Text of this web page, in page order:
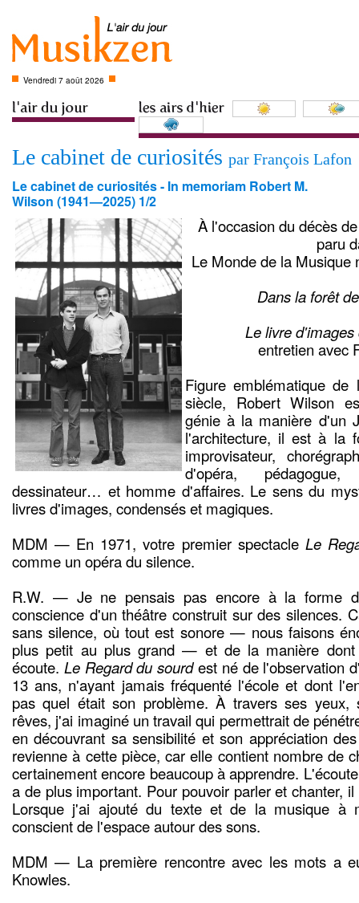
Vendredi 7 août 2026
Le cabinet de curiosités par François Lafon
Le cabinet de curiosités - In memoriam Robert M.
Wilson (1941—2025) 1/2
À l'occasion du décès
paru
Le Monde de la Musique
Dans la forêt
Le livre
entretien avec
Figure emblématique
siècle, Robert Wilson
génie à la manière d'un
l'architecture, il est à la
improvisateur,
d'opéra,
dessinateur… et homme d'affaires. Le sens du
livres d'images, condensés et magiques.
MDM — En 1971, votre premier spectacle Le
comme un opéra du silence.
R.W. — Je ne pensais pas encore à la forme
conscience d'un théâtre construit sur des silences.
sans silence, où tout est sonore — nous faisons
plus petit au plus grand — et de la manière dont
écoute. Le Regard du sourdest né de l'observation
13 ans, n'ayant jamais fréquenté l'école et dont
pas quel était son problème. À travers ses yeux,
rêves, j'ai imaginé un travail qui permettrait de
en découvrant sa sensibilité et son appréciation
revienne à cette pièce, car elle contient nombre de
certainement encore beaucoup à apprendre.
a de plus important. Pour pouvoir parler et chanter,
Lorsque j'ai ajouté du texte et de la musique à
conscient de l'espace autour des sons.
MDM — La première rencontre avec les mots a
Knowles.